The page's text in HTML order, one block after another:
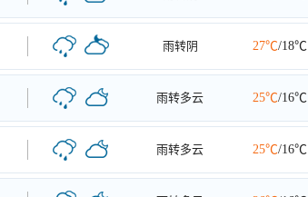
雨转阴 27℃/18℃
雨转多云 25℃/16℃
雨转多云 25℃/16℃